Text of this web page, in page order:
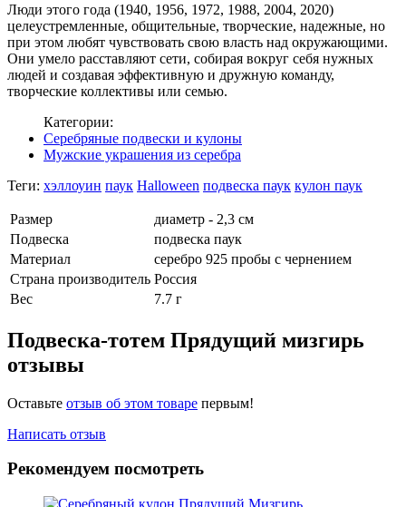
Люди этого года (1940, 1956, 1972, 1988, 2004, 2020)
целеустремленные, общительные, творческие, надежные, но
при этом любят чувствовать свою власть над окружающими.
Они умело расставляют сети, собирая вокруг себя нужных
людей и создавая эффективную и дружную команду,
творческие коллективы или семью.
Категории:
Серебряные подвески и кулоны
Мужские украшения из серебра
Теги: хэллоуин паук Halloween подвеска паук кулон паук
Размер
диаметр - 2,3 см
Подвеска
подвеска паук
Материал
серебро 925 пробы с чернением
Страна производитель Россия
Вес
7.7 г
Подвеска-тотем Прядущий мизгирь
отзывы
Оставьте отзыв об этом товаре первым!
Написать отзыв
Рекомендуем посмотреть